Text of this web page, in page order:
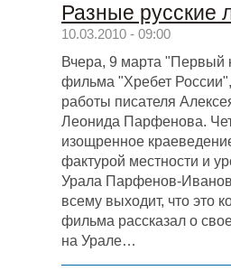
Разные русские
10.03.2010 - 09:00
Вчера, 9 марта "Первый
фильма "Хребет
работы писателя
Леонида Парфенова.
изощренное
фактурой местности и
Урала Парфенов-
всему выходит, что это
фильма рассказал о
на Урале…